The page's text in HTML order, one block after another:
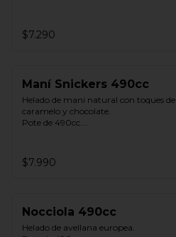
$7.290
Maní Snickers 490cc
Helado de mani natural con toques de
caramelo y chocolate.
Pote de 490cc.
$7.990
Nocciola 490cc
Helado de avellana europea.